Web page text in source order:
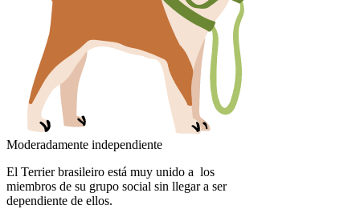
Moderadamente independiente
El Terrier brasileiro está muy unido a los
miembros de su grupo social sin llegar a ser
dependiente de ellos.